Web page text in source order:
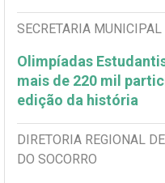
SECRETARIA MUNICIPAL
Olimpíadas
mais de 220 mil
edição da história
DIRETORIA REGIONAL
DO SOCORRO